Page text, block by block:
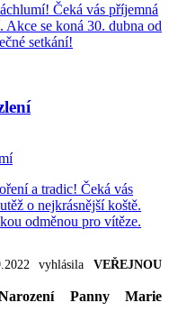
Čeká vás příjemná
Akce se koná 30. dubna od
setkání!
a tradic! Čeká vás
o nejkrásnější koště.
odměnou pro vítěze.
vyhlásila VEŘEJNOU
Panny Marie